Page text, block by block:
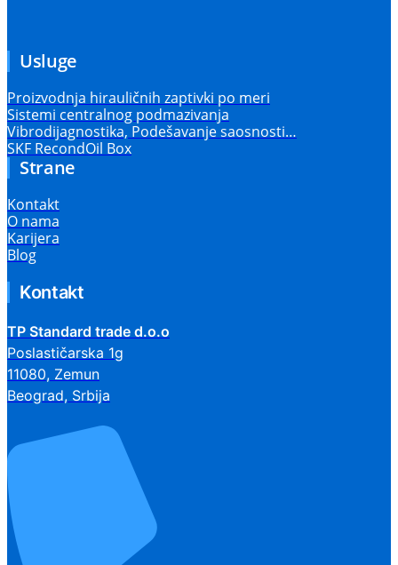
Usluge
Proizvodnja hirauličnih zaptivki po meri
Sistemi centralnog podmazivanja
Vibrodijagnostika, Podešavanje saosnosti…
SKF RecondOil Box
Strane
Kontakt
O nama
Karijera
Blog
Kontakt
TP Standard trade d.o.o
Poslastičarska 1g
11080, Zemun
Beograd, Srbija